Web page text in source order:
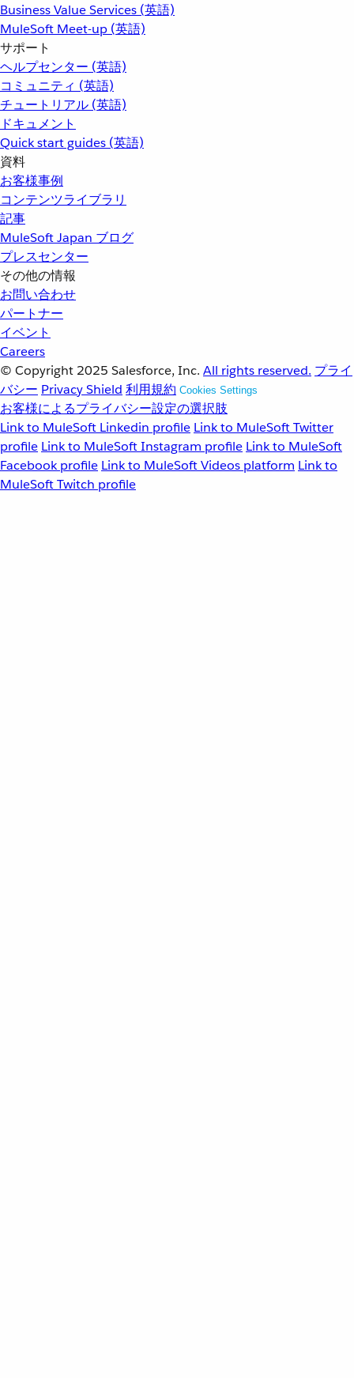
Business Value Services (英語)
MuleSoft Meet-up (英語)
サポート
ヘルプセンター (英語)
コミュニティ (英語)
チュートリアル (英語)
ドキュメント
Quick start guides (英語)
資料
お客様事例
コンテンツライブラリ
記事
MuleSoft Japan ブログ
プレスセンター
その他の情報
お問い合わせ
パートナー
イベント
Careers
© Copyright 2025 Salesforce, Inc. All rights reserved. プライ
バシー Privacy Shield 利用規約 Cookies Settings
お客様によるプライバシー設定の選択肢
Link to MuleSoft Linkedin profile Link to MuleSoft Twitter
profile Link to MuleSoft Instagram profile Link to MuleSoft
Facebook profile Link to MuleSoft Videos platform Link to
MuleSoft Twitch profile